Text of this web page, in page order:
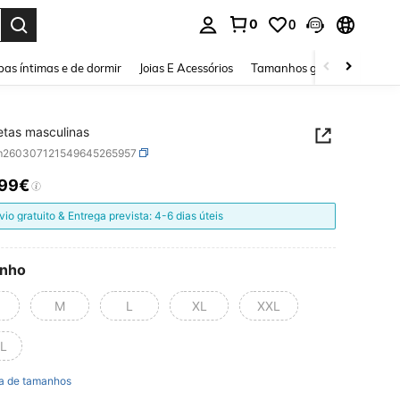
0 0
íntimas e de dormir Joias E Acessórios Tamanhos grandes
masculinas
AND AVAILABILITY
gratuito & Entrega prevista: 4-6 dias úteis
M L XL XXL
de tamanhos